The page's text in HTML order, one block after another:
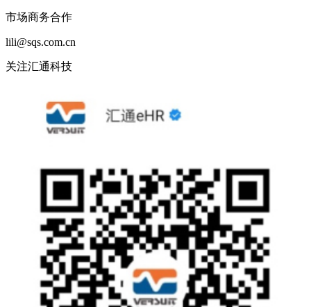
市场商务合作
lili@sqs.com.cn
关注汇通科技